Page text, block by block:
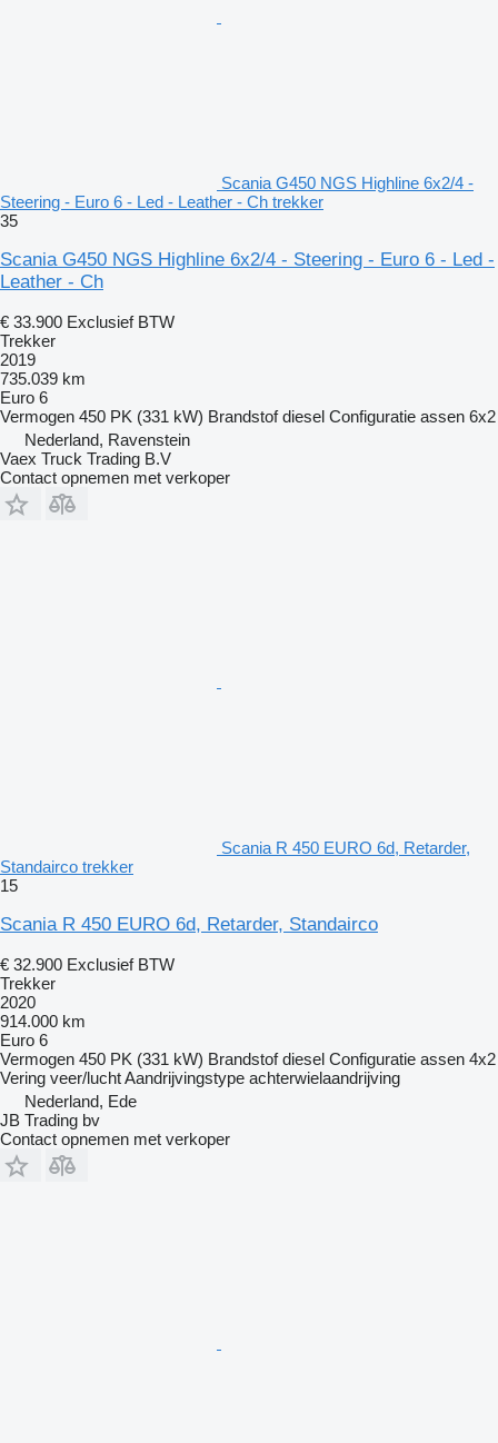
Scania G450 NGS Highline 6x2/4 -
Steering - Euro 6 - Led - Leather - Ch trekker
35
Scania G450 NGS Highline 6x2/4 - Steering - Euro 6 - Led -
Leather - Ch
€ 33.900 Exclusief BTW
Trekker
2019
735.039 km
Euro 6
Vermogen 450 PK (331 kW) Brandstof diesel Configuratie assen 6x2
Nederland, Ravenstein
Vaex Truck Trading B.V
Contact opnemen met verkoper
Scania R 450 EURO 6d, Retarder,
Standairco trekker
15
Scania R 450 EURO 6d, Retarder, Standairco
€ 32.900 Exclusief BTW
Trekker
2020
914.000 km
Euro 6
Vermogen 450 PK (331 kW) Brandstof diesel Configuratie assen 4x2
Vering veer/luchtAandrijvingstype achterwielaandrijving
Nederland, Ede
JB Trading bv
Contact opnemen met verkoper